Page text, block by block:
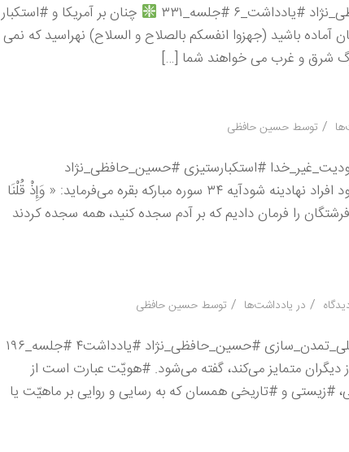
#جلسه_۳۳۱
چنان بر آمریکا و #استکبار
آماده باشید (جهزوا انفسکم بالصلاح و السلاح) نهراسید که نمی
شرق و غرب می خواهند شما […]
/ توسط حسین حافظی
#استکبارستیزی #حسین_حافظی_نژاد
#یادداشت_۵ #جلسه_۲۲۷ برای استکبار ستیزی تنفر از تکبر و استکبار بایددر وجود افراد نهادینه شودآیه ۳۴ سوره مبارکه بقره می‌فرماید: « وَإِذْ قُلْنَا
را فرمان دادیم که بر آدم سجده کنید، همه سجده کردند
/ در یادداشت‌ها / توسط حسین حافظی
#الهی_به_امید_تو #یادداشت #روح_توحید_نفی_عبودیت_غیر_خدا #فرمول_اصلی_تمدن_سازی #حسین_حافظی_نژاد #یادداشت۴ #جلسه_۱۹۶
متمایز می‌کند، گفته می‌شود. #هویّت عبارت است از
و #تاریخی همسان که به رسایی و روایی بر ماهیّت یا